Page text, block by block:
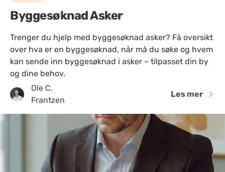
Byggesøknad Asker
Trenger du hjelp med byggesøknad asker? Få oversikt
over hva er en byggesøknad, når må du søke og hvem
kan sende inn byggesøknad i asker – tilpasset din by
og dine behov.
Ole C.
Frantzen
Les mer